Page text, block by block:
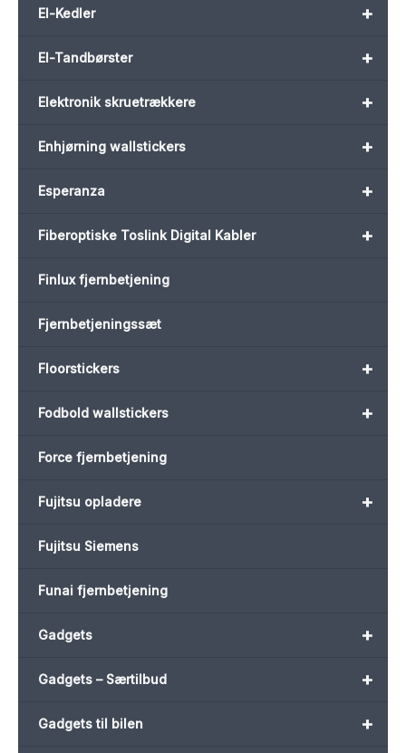
+
El-Kedler
+
El-Tandbørster
+
Elektronik skruetrækkere
+
Enhjørning wallstickers
+
Esperanza
+
Fiberoptiske Toslink Digital Kabler
Finlux fjernbetjening
Fjernbetjeningssæt
+
Floorstickers
+
Fodbold wallstickers
Force fjernbetjening
+
Fujitsu opladere
Fujitsu Siemens
Funai fjernbetjening
+
Gadgets
+
Gadgets – Særtilbud
+
Gadgets til bilen